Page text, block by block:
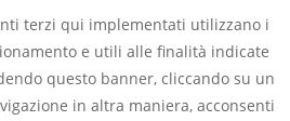
terzi qui implementati utilizzano i
e utili alle finalità indicate
questo banner, cliccando su un
in altra maniera, acconsenti